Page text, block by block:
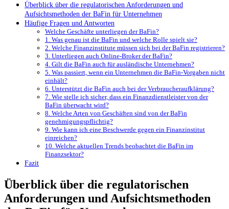
Überblick‍ über die‍ regulatorischen Anforderungen und
Aufsichtsmethoden der BaFin für⁣ Unternehmen
Häufige Fragen und Antworten
Welche Geschäfte unterliegen der BaFin?
1. Was genau ist ⁢die BaFin und welche Rolle spielt​ sie?
2.⁢ Welche Finanzinstitute⁣ müssen‍ sich bei der BaFin ⁣registrieren?
3. Unterliegen auch Online-Broker der BaFin?
4. Gilt die BaFin auch für ausländische Unternehmen?
5. Was passiert, ‌wenn ein Unternehmen die BaFin-Vorgaben nicht
einhält?
6. Unterstützt die ⁢BaFin auch bei der ⁣Verbraucheraufklärung?
7. Wie stelle ich sicher, dass ein Finanzdienstleister von der
BaFin⁤ überwacht wird?
8. Welche Arten​ von Geschäften sind von der BaFin
genehmigungspflichtig?
9. Wie kann ich eine Beschwerde gegen ein Finanzinstitut⁢
einreichen?
10. Welche aktuellen⁢ Trends beobachtet die BaFin‍ im
Finanzsektor?
Fazit
Überblick‍ über die‍ regulatorischen
Anforderungen und Aufsichtsmethoden